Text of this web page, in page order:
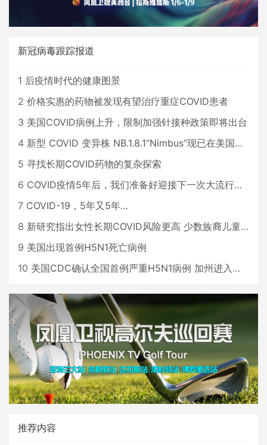
新冠病毒跟踪报道
1 后疫情时代的健康图景
2 价格实惠的药物被发现有望治疗重症COVID患者
3 美国COVID病例上升，限制加强针接种政策即将出台
4 新型 COVID 变异株 NB.1.8.1“Nimbus”现已在美国占据主导地位
5 寻找长期COVID药物的复杂探索
6 COVID疫情5年后，我们准备好迎接下一次大流行了吗？
7 COVID-19，5年又5年…
8 新研究指出女性长期COVID风险更高 少数族裔儿童存在差异
9 美国出现首例H5N1死亡病例
10 美国CDC确认全国首例严重H5N1病例 加州进入紧急状态
推荐内容